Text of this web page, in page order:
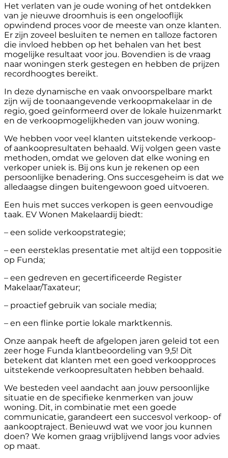
Het verlaten van je oude woning of het ontdekken
van je nieuwe droomhuis is een ongelooflijk
opwindend proces voor de meeste van onze klanten.
Er zijn zoveel besluiten te nemen en talloze factoren
die invloed hebben op het behalen van het best
mogelijke resultaat voor jou. Bovendien is de vraag
naar woningen sterk gestegen en hebben de prijzen
recordhoogtes bereikt.
In deze dynamische en vaak onvoorspelbare markt
zijn wij de toonaangevende verkoopmakelaar in de
regio, goed geïnformeerd over de lokale huizenmarkt
en de verkoopmogelijkheden van jouw woning.
We hebben voor veel klanten uitstekende verkoop-
of aankoopresultaten behaald. Wij volgen geen vaste
methoden, omdat we geloven dat elke woning en
verkoper uniek is. Bij ons kun je rekenen op een
persoonlijke benadering. Ons succesgeheim is dat we
alledaagse dingen buitengewoon goed uitvoeren.
Een huis met succes verkopen is geen eenvoudige
taak. EV Wonen Makelaardij biedt:
– een solide verkoopstrategie;
– een eersteklas presentatie met altijd een toppositie
op Funda;
– een gedreven en gecertificeerde Register
Makelaar/Taxateur;
– proactief gebruik van sociale media;
– en een flinke portie lokale marktkennis.
Onze aanpak heeft de afgelopen jaren geleid tot een
zeer hoge Funda klantbeoordeling van 9,5! Dit
betekent dat klanten met een goed verkoopproces
uitstekende verkoopresultaten hebben behaald.
We besteden veel aandacht aan jouw persoonlijke
situatie en de specifieke kenmerken van jouw
woning. Dit, in combinatie met een goede
communicatie, garandeert een succesvol verkoop- of
aankooptraject. Benieuwd wat we voor jou kunnen
doen? We komen graag vrijblijvend langs voor advies
op maat.